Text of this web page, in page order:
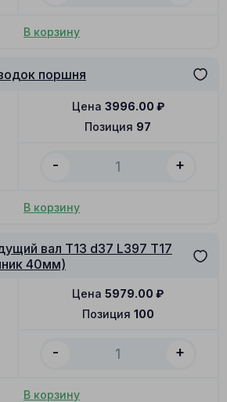
В корзину
поршня
Позиция 97
Цена 3996.00 ₽
- +
В корзину
вал T13 d37 L397 T17
40мм)
Позиция 100
Цена 5979.00 ₽
- +
В корзину